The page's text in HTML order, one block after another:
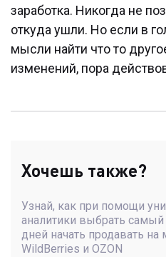
заработка. Никогда не
откуда ушли. Но если в
мысли найти что то
изменений, пора
Хочешь также?
Узнай, как при помощи
аналитики выбрать самый
дней начать продавать на
WildBerries и OZON